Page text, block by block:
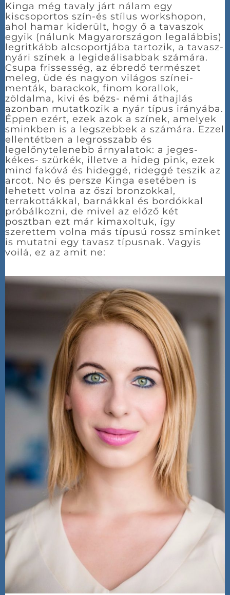
Kinga még tavaly járt nálam egy
kiscsoportos szín-és stílus workshopon,
ahol hamar kiderült, hogy ő a tavaszok
egyik (nálunk Magyarországon legalábbis)
legritkább alcsoportjába tartozik, a tavasz-
nyári színek a legideálisabbak számára.
Csupa frissesség, az ébredő természet
meleg, üde és nagyon világos színei-
menták, barackok, finom korallok,
zöldalma, kivi és bézs- némi áthajlás
azonban mutatkozik a nyár típus irányába.
Éppen ezért, ezek azok a színek, amelyek
sminkben is a legszebbek a számára. Ezzel
ellentétben a legrosszabb és
legelőnytelenebb árnyalatok: a jeges-
kékes- szürkék, illetve a hideg pink, ezek
mind fakóvá és hideggé, rideggé teszik az
arcot. No és persze Kinga esetében is
lehetett volna az őszi bronzokkal,
terrakottákkal, barnákkal és bordókkal
próbálkozni, de mivel az előző két
posztban ezt már kimaxoltuk, így
szerettem volna más típusú rossz sminket
is mutatni egy tavasz típusnak. Vagyis
voilá, ez az amit ne: